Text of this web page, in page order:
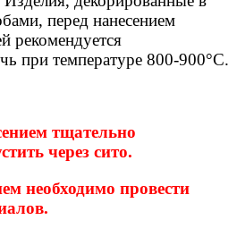
перед нанесением
рекомендуется
при температуре 800-900°С.
тщательно
через сито.
необходимо провести